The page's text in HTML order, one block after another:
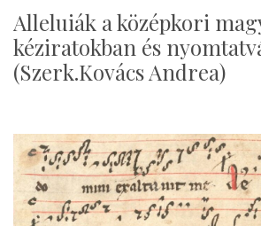
Alleluiák a középkori
kéziratokban és
(Szerk.Kovács Andrea)